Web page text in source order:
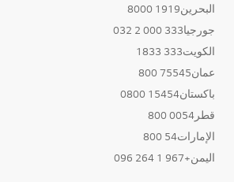
البحرين1919 8000
جورجيا333 000 2 032
الكويت333 1833
عمان75545 800
باكستان15454 0800
قطر0054 800
الإمارات54 800
اليمن+967 1 264 096